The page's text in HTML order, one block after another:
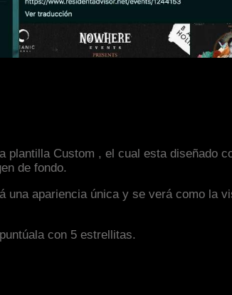
plantilla Custom , el cual esta diseñado
de fondo.
una apariencia única y se verá como la
con 5 estrellitas.